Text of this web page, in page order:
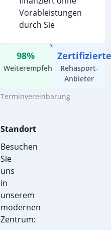
Informationen:
schreiben
Kostenfreie
Terminvereinbarung
Standort
Besuchen
Sie
uns
in
unserem
modernen
Zentrum:
Vorableistungen
durch Sie
98%
WeiterempfehlungRehasport-
Anbieter